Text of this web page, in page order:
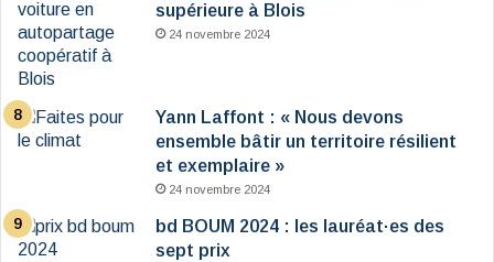
supérieure à Blois
24 novembre 2024
Yann Laffont : « Nous devons
ensemble bâtir un territoire résilient
et exemplaire »
24 novembre 2024
bd BOUM 2024 : les lauréat·es des
sept prix